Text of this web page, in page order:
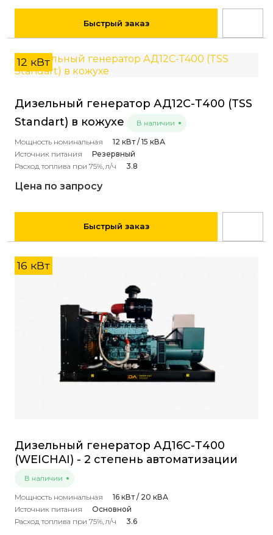
Быстрый заказ
12 кВт
Дизельный генератор АД12С-Т400 (TSS
Standart) в кожухе
В наличии
Мощность номинальная
12 кВт / 15 кВА
Источник питания
Резервный
Расход топлива при 75%, л/ч
3.8
Цена по запросу
Быстрый заказ
16 кВт
Дизельный генератор АД16С-Т400
(WEICHAI) - 2 степень автоматизации
В наличии
Мощность номинальная
16 кВт / 20 кВА
Источник питания
Основной
Расход топлива при 75%, л/ч
3.6